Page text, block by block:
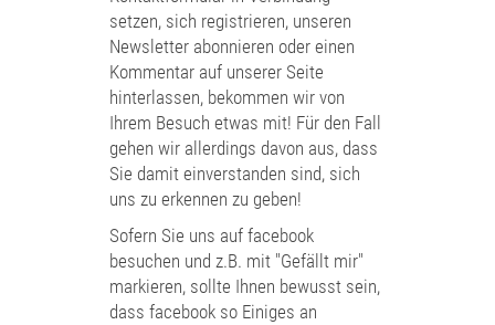
setzen, sich registrieren, unseren
Newsletter abonnieren oder einen
Kommentar auf unserer Seite
hinterlassen, bekommen wir von
Ihrem Besuch etwas mit! Für den Fall
gehen wir allerdings davon aus, dass
Sie damit einverstanden sind, sich
uns zu erkennen zu geben!
Sofern Sie uns auf facebook
besuchen und z.B. mit "Gefällt mir"
markieren, sollte Ihnen bewusst sein,
dass facebook so Einiges an